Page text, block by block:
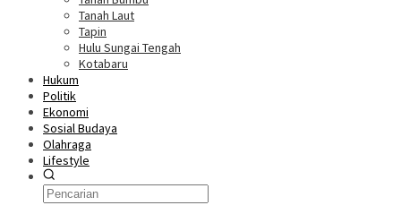
Tanah Laut
Tapin
Hulu Sungai Tengah
Kotabaru
Hukum
Politik
Ekonomi
Sosial Budaya
Olahraga
Lifestyle